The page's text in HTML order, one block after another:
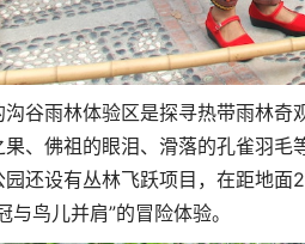
沟谷雨林体验区是探寻热带雨林
果、佛祖的眼泪、滑落的孔雀羽毛
园还设有丛林飞跃项目，在距地
与鸟儿并肩”的冒险体验。